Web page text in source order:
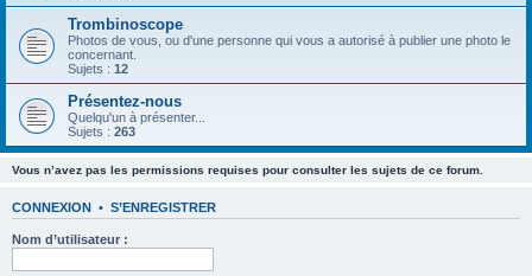
Trombinoscope
Photos de vous, ou d'une personne qui vous a autorisé à publier une photo le
concernant.
Sujets : 12
Présentez-nous
Quelqu'un à présenter...
Sujets : 263
Vous n’avez pas les permissions requises pour consulter les sujets de ce forum.
CONNEXION • S’ENREGISTRER
Nom d’utilisateur :